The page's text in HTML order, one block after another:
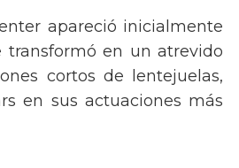
apareció inicialmente
en un atrevido
cortos de lentejuelas,
en sus actuaciones más